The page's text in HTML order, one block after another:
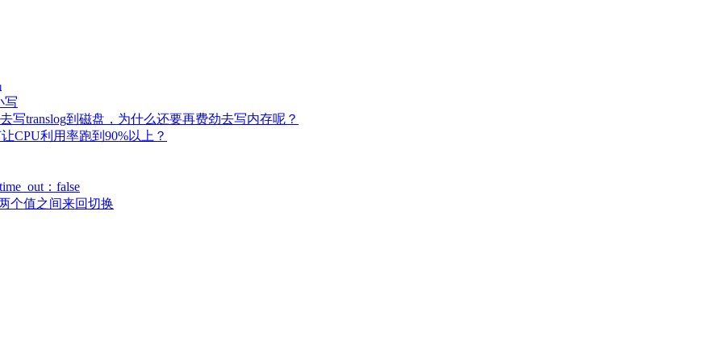
写
translog到磁盘，为什么还要再费劲去写内存呢？
CPU利用率跑到90%以上？
：false
个值之间来回切换